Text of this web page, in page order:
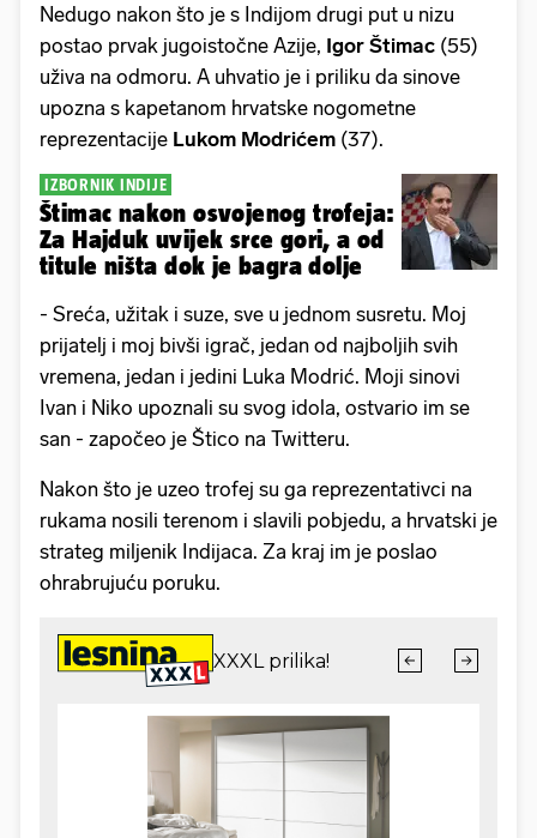
Nedugo nakon što je s Indijom drugi put u nizu
postao prvak jugoistočne Azije, Igor Štimac (55)
uživa na odmoru. A uhvatio je i priliku da sinove
upozna s kapetanom hrvatske nogometne
reprezentacije Lukom Modrićem (37).
IZBORNIK INDIJE
Štimac nakon osvojenog trofeja:
Za Hajduk uvijek srce gori, a od
titule ništa dok je bagra dolje
- Sreća, užitak i suze, sve u jednom susretu. Moj
prijatelj i moj bivši igrač, jedan od najboljih svih
vremena, jedan i jedini Luka Modrić. Moji sinovi
Ivan i Niko upoznali su svog idola, ostvario im se
san - započeo je Štico na Twitteru.
Nakon što je uzeo trofej su ga reprezentativci na
rukama nosili terenom i slavili pobjedu, a hrvatski je
strateg miljenik Indijaca. Za kraj im je poslao
ohrabrujuću poruku.